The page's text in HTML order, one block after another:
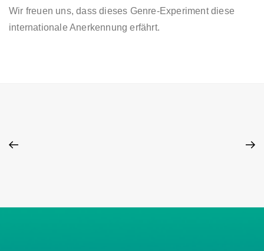
Wir freuen uns, dass dieses Genre-Experiment diese
internationale Anerkennung erfährt.